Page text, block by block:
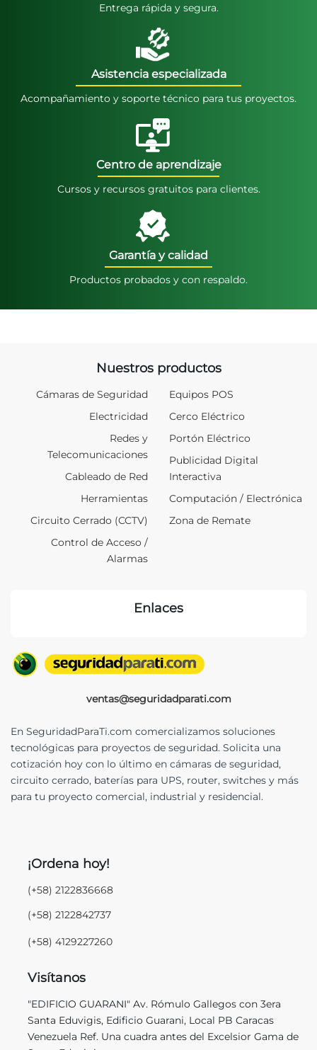
Entrega rápida y segura.
Asistencia especializada
Acompañamiento y soporte técnico para tus proyectos.
Centro de aprendizaje
Cursos y recursos gratuitos para clientes.
Garantía y calidad
Productos probados y con respaldo.
ventas@seguridadparati.com
En SeguridadParaTi.com comercializamos soluciones
tecnológicas para proyectos de seguridad. Solicita una
cotización hoy con lo último en cámaras de seguridad,
circuito cerrado, baterías para UPS, router, switches y más
para tu proyecto comercial, industrial y residencial.
¡Ordena hoy!
(+58) 2122836668
(+58) 2122842737
(+58) 4129227260
Visítanos
"EDIFICIO GUARANI" Av. Rómulo Gallegos con 3era
Santa Eduvigis, Edificio Guarani, Local PB Caracas
Venezuela Ref. Una cuadra antes del Excelsior Gama de
Nuestros productos
Cámaras de Seguridad
Electricidad
Redes y
Telecomunicaciones
Cableado de Red
Herramientas
Circuito Cerrado (CCTV)
Control de Acceso /
Alarmas
Equipos POS
Cerco Eléctrico
Portón Eléctrico
Publicidad Digital
Interactiva
Computación / Electrónica
Zona de Remate
Enlaces